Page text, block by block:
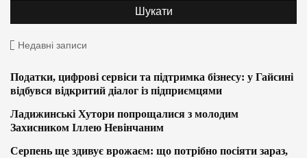
Недавні записи
Податки, цифрові сервіси та підтримка бізнесу: у Гайсині
відбувся відкритий діалог із підприємцями
Ладижинські Хутори попрощалися з молодим
Захисником Іллею Невінчаним
Серпень ще здивує врожаєм: що потрібно посіяти зараз,